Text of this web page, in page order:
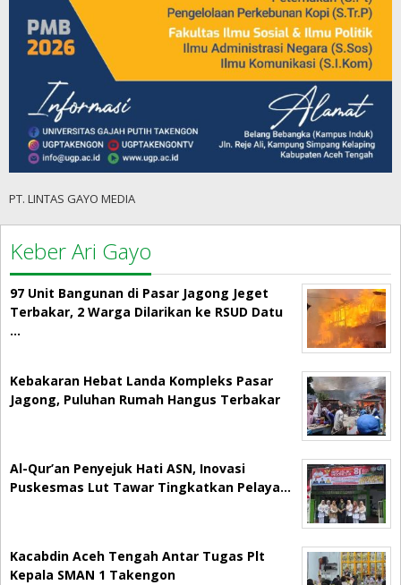
PT. LINTAS GAYO MEDIA
Keber Ari Gayo
97 Unit Bangunan di Pasar Jagong Jeget
Terbakar, 2 Warga Dilarikan ke RSUD Datu
…
Kebakaran Hebat Landa Kompleks Pasar
Jagong, Puluhan Rumah Hangus Terbakar
Al-Qur’an Penyejuk Hati ASN, Inovasi
Puskesmas Lut Tawar Tingkatkan Pelaya…
Kacabdin Aceh Tengah Antar Tugas Plt
Kepala SMAN 1 Takengon